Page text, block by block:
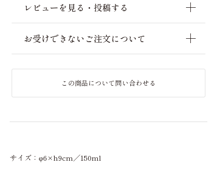
レビューを見る・投稿する
お受けできないご注文について
この商品について問い合わせる
サイズ：φ6×h9cm／150ml